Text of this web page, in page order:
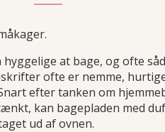
at bage, og ofte
ofte er nemme,
efter tanken om
kan bagepladen med
ud af ovnen.